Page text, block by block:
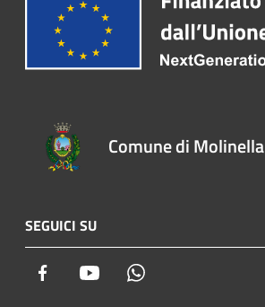
Comune di Molinella
SEGUICI SU
Facebook Youtube